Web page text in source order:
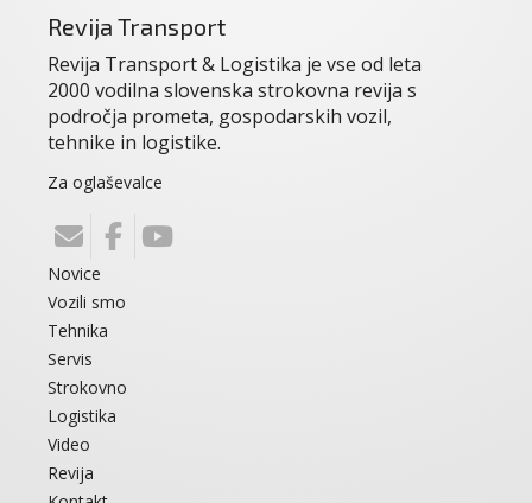
Revija Transport
Revija Transport & Logistika je vse od leta
2000 vodilna slovenska strokovna revija s
področja prometa, gospodarskih vozil,
tehnike in logistike.
Za oglaševalce
Novice
Vozili smo
Tehnika
Servis
Strokovno
Logistika
Video
Revija